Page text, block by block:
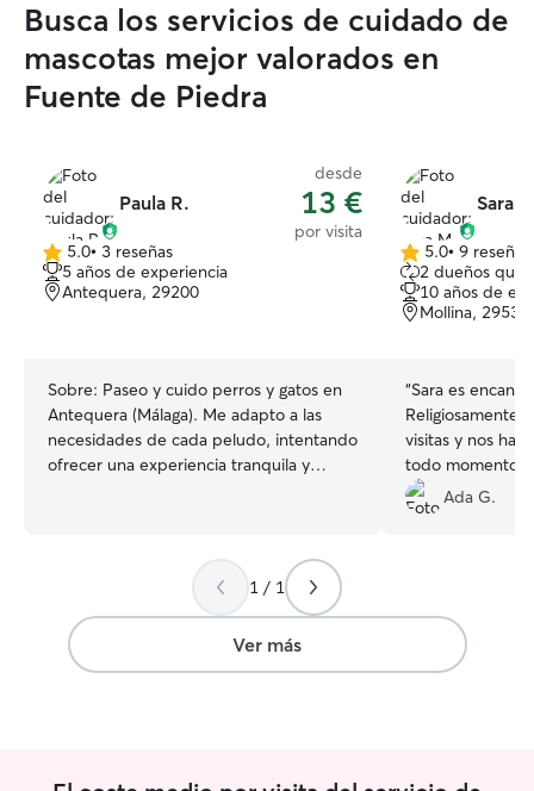
Busca los servicios de cuidado de
mascotas mejor valorados en
Fuente de Piedra
Paula R.
desde
13 €
por visita
5.0
de
5
5.0• 3 reseñas
5 años de experiencia
Antequera, 29200
Sobre: Paseo y cuido perros y gatos en
Antequera (Málaga). Me adapto a las
necesidades de cada peludo, intentando
ofrecer una experiencia tranquila y
Universidad, a partir del 26 de junio (que
es el último examen que tengo), tengo
disponibilidad completa para todo el
verano! Vivo en casa de mis padres
(Antequera), tu perrete o gatete
Sara
5.0
de
5
estrellas
5.0• 9 reseñas
2 dueños que
10 años de
Mollina, 29532
“Sara es
Religiosamente
visitas y nos ha
todo momento.
atenta y
se sabe que los
Ada G.
1 / 1
Ver más